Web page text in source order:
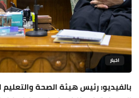
اخبار
بالفيديو: رئيس هيئة الصحة